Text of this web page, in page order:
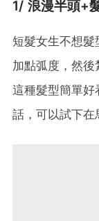
1/ 浪漫半頭+
短髮女生不想髮
加點弧度，然後
這種髮型簡單好
話，可以試下在